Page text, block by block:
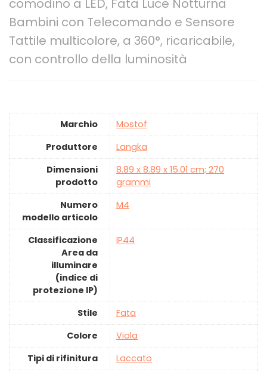
comodino a LED, Fata Luce Notturna
Bambini con Telecomando e Sensore
Tattile multicolore, a 360°, ricaricabile,
con controllo della luminosità
Marchio
‎Mostof
Produttore
‎Langka
Dimensioni
prodotto
‎8.89 x 8.89 x 15.01 cm; 270
grammi
Numero
modello articolo
‎M4
Classificazione
Area da
illuminare
(indice di
protezione IP)
‎IP44
Stile
‎Fata
Colore
‎Viola
Tipi di rifinitura
‎Laccato